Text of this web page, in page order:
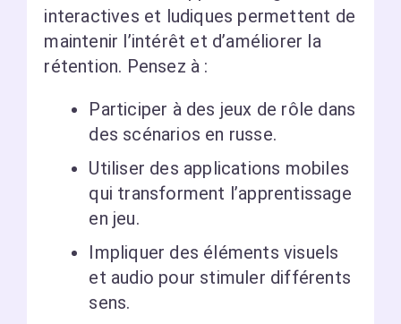
interactives et ludiques permettent de
maintenir l’intérêt et d’améliorer la
rétention. Pensez à :
Participer à des jeux de rôle dans
des scénarios en russe.
Utiliser des applications mobiles
qui transforment l’apprentissage
en jeu.
Impliquer des éléments visuels
et audio pour stimuler différents
sens.